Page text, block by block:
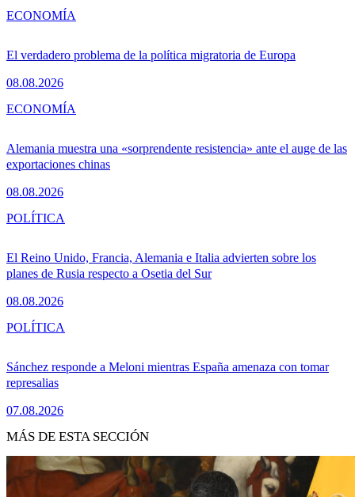
El verdadero problema de la política migratoria de Europa
08.08.2026
ECONOMÍA
Alemania muestra una «sorprendente resistencia» ante el auge de las
exportaciones chinas
08.08.2026
ECONOMÍA
El Reino Unido, Francia, Alemania e Italia advierten sobre los
planes de Rusia respecto a Osetia del Sur
08.08.2026
POLÍTICA
Sánchez responde a Meloni mientras España amenaza con tomar
represalias
07.08.2026
POLÍTICA
MÁS DE ESTA SECCIÓN